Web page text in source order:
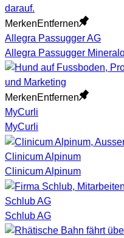
MerkenEntfernen
Allegra Passugger AG
Allegra Passugger
MerkenEntfernen
MyCurli
MyCurli
Clinicum Alpinum
Clinicum Alpinum
Schlub AG
Schlub AG